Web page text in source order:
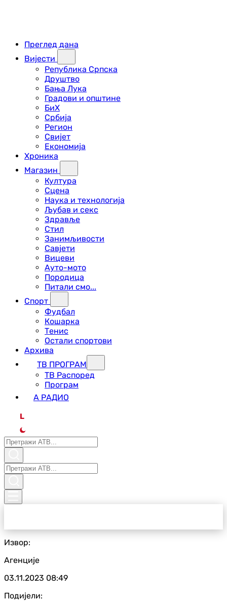
Преглед дана
Вијести
Република Српска
Друштво
Бања Лука
Градови и општине
БиХ
Србија
Регион
Свијет
Економија
Хроника
Магазин
Култура
Сцена
Наука и технологија
Љубав и секс
Здравље
Стил
Занимљивости
Савјети
Вицеви
Ауто-мото
Породица
Питали смо...
Спорт
Фудбал
Кошарка
Тенис
Остали спортови
Архива
ТВ ПРОГРАМ
ТВ Распоред
Програм
А РАДИО
L
Извор:
Агенције
03.11.2023 08:49
Подијели: